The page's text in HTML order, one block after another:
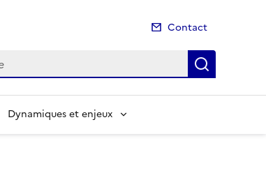
Contact
Dynamiques et enjeux